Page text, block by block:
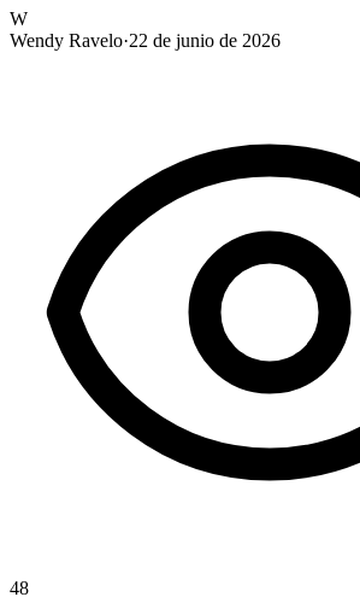
W
Wendy Ravelo·22 de junio de 2026
48